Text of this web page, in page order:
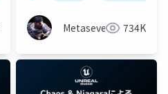
Metaseven 734K